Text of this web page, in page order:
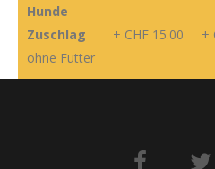
Hunde
Zuschlag
ohne Futter
+ CHF 15.00 +